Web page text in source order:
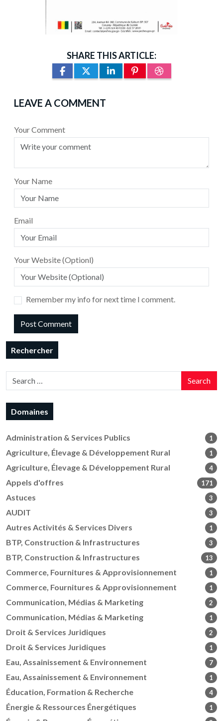
SHARE THIS ARTICLE:
LEAVE A COMMENT
Your Comment
Your Name
Email
Your Website (Optionl)
Remember my info for next time I comment.
Rechercher
Search
Domaines
Administration & Services Publics 1
Agriculture, Élevage & Développement Rural 1
Agriculture, Élevage & Développement Rural 4
Appels d'offres 171
Astuces 3
AUDIT 3
Autres Activités & Services Divers 1
BTP, Construction & Infrastructures 3
BTP, Construction & Infrastructures 13
Commerce, Fournitures & Approvisionnement 1
Commerce, Fournitures & Approvisionnement 1
Communication, Médias & Marketing 2
Communication, Médias & Marketing 1
Droit & Services Juridiques 2
Droit & Services Juridiques 1
Eau, Assainissement & Environnement 7
Eau, Assainissement & Environnement 1
Éducation, Formation & Recherche 4
Énergie & Ressources Énergétiques 1